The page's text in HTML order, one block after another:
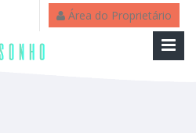
Área do Proprietário